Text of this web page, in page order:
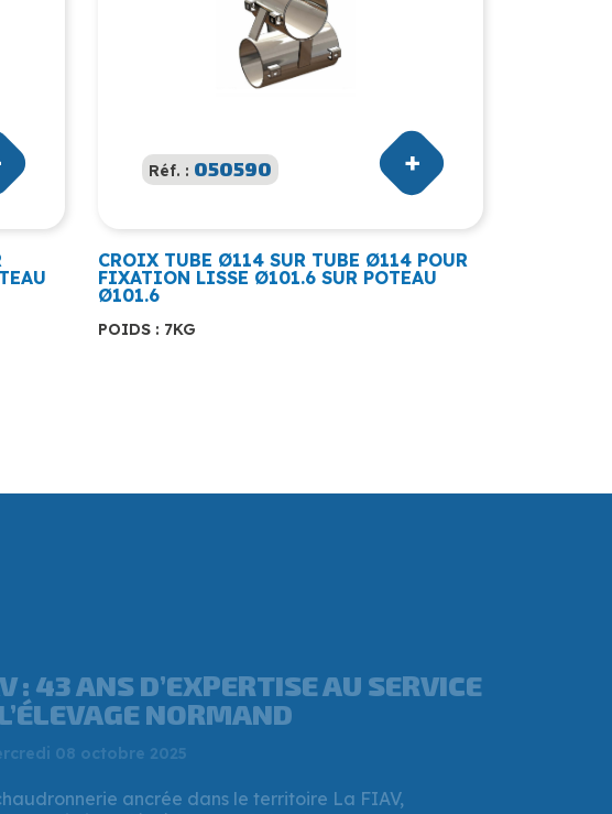
Réf. : 050590
CROIX TUBE Ø114 SUR TUBE Ø114 POUR
FIXATION LISSE Ø101.6 SUR POTEAU
Ø101.6
POIDS : 7KG
EST VIANNEY MÉRAND, CE
QUI A REPRIS UNE
À L’OUEST DE CAEN ?